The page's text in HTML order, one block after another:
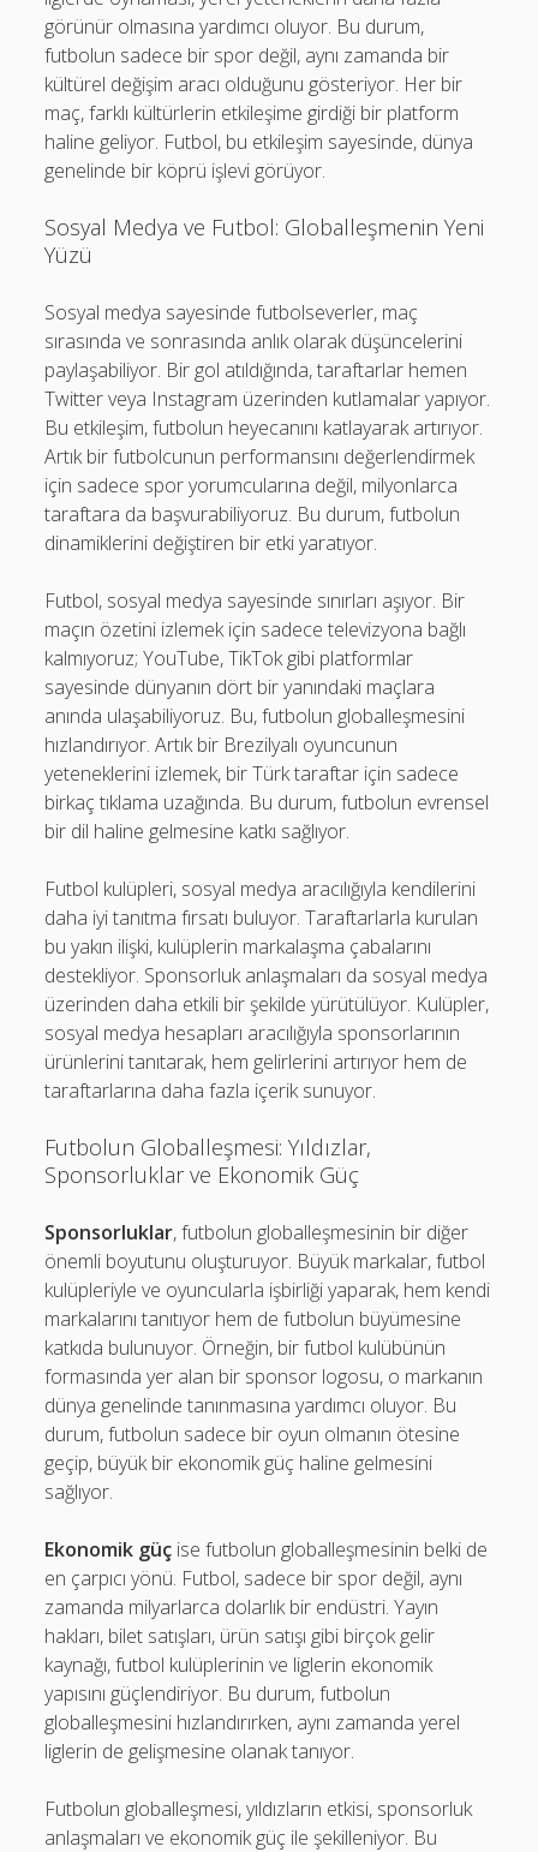
görünür olmasına yardımcı oluyor. Bu durum,
futbolun sadece bir spor değil, aynı zamanda bir
kültürel değişim aracı olduğunu gösteriyor. Her bir
maç, farklı kültürlerin etkileşime girdiği bir platform
haline geliyor. Futbol, bu etkileşim sayesinde, dünya
genelinde bir köprü işlevi görüyor.
Sosyal Medya ve Futbol: Globalleşmenin Yeni
Yüzü
Sosyal medya sayesinde futbolseverler, maç
sırasında ve sonrasında anlık olarak düşüncelerini
paylaşabiliyor. Bir gol atıldığında, taraftarlar hemen
Twitter veya Instagram üzerinden kutlamalar yapıyor.
Bu etkileşim, futbolun heyecanını katlayarak artırıyor.
Artık bir futbolcunun performansını değerlendirmek
için sadece spor yorumcularına değil, milyonlarca
taraftara da başvurabiliyoruz. Bu durum, futbolun
dinamiklerini değiştiren bir etki yaratıyor.
Futbol, sosyal medya sayesinde sınırları aşıyor. Bir
maçın özetini izlemek için sadece televizyona bağlı
kalmıyoruz; YouTube, TikTok gibi platformlar
sayesinde dünyanın dört bir yanındaki maçlara
anında ulaşabiliyoruz. Bu, futbolun globalleşmesini
hızlandırıyor. Artık bir Brezilyalı oyuncunun
yeteneklerini izlemek, bir Türk taraftar için sadece
birkaç tıklama uzağında. Bu durum, futbolun evrensel
bir dil haline gelmesine katkı sağlıyor.
Futbol kulüpleri, sosyal medya aracılığıyla kendilerini
daha iyi tanıtma fırsatı buluyor. Taraftarlarla kurulan
bu yakın ilişki, kulüplerin markalaşma çabalarını
destekliyor. Sponsorluk anlaşmaları da sosyal medya
üzerinden daha etkili bir şekilde yürütülüyor. Kulüpler,
sosyal medya hesapları aracılığıyla sponsorlarının
ürünlerini tanıtarak, hem gelirlerini artırıyor hem de
taraftarlarına daha fazla içerik sunuyor.
Futbolun Globalleşmesi: Yıldızlar,
Sponsorluklar ve Ekonomik Güç
Sponsorluklar, futbolun globalleşmesinin bir diğer
önemli boyutunu oluşturuyor. Büyük markalar, futbol
kulüpleriyle ve oyuncularla işbirliği yaparak, hem kendi
markalarını tanıtıyor hem de futbolun büyümesine
katkıda bulunuyor. Örneğin, bir futbol kulübünün
formasında yer alan bir sponsor logosu, o markanın
dünya genelinde tanınmasına yardımcı oluyor. Bu
durum, futbolun sadece bir oyun olmanın ötesine
geçip, büyük bir ekonomik güç haline gelmesini
sağlıyor.
Ekonomik güç ise futbolun globalleşmesinin belki de
en çarpıcı yönü. Futbol, sadece bir spor değil, aynı
zamanda milyarlarca dolarlık bir endüstri. Yayın
hakları, bilet satışları, ürün satışı gibi birçok gelir
kaynağı, futbol kulüplerinin ve liglerin ekonomik
yapısını güçlendiriyor. Bu durum, futbolun
globalleşmesini hızlandırırken, aynı zamanda yerel
liglerin de gelişmesine olanak tanıyor.
Futbolun globalleşmesi, yıldızların etkisi, sponsorluk
anlaşmaları ve ekonomik güç ile şekilleniyor. Bu